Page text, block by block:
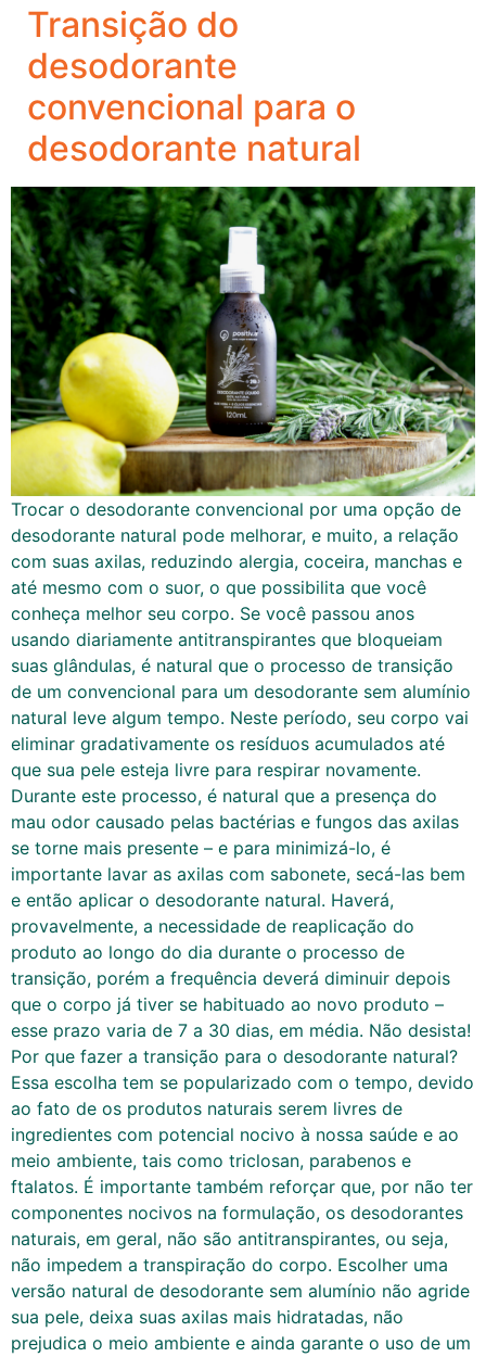
Transição do
desodorante
convencional para o
desodorante natural
Trocar o desodorante convencional por uma opção de
desodorante natural pode melhorar, e muito, a relação
com suas axilas, reduzindo alergia, coceira, manchas e
até mesmo com o suor, o que possibilita que você
conheça melhor seu corpo. Se você passou anos
usando diariamente antitranspirantes que bloqueiam
suas glândulas, é natural que o processo de transição
de um convencional para um desodorante sem alumínio
natural leve algum tempo. Neste período, seu corpo vai
eliminar gradativamente os resíduos acumulados até
que sua pele esteja livre para respirar novamente.
Durante este processo, é natural que a presença do
mau odor causado pelas bactérias e fungos das axilas
se torne mais presente – e para minimizá-lo, é
importante lavar as axilas com sabonete, secá-las bem
e então aplicar o desodorante natural. Haverá,
provavelmente, a necessidade de reaplicação do
produto ao longo do dia durante o processo de
transição, porém a frequência deverá diminuir depois
que o corpo já tiver se habituado ao novo produto –
esse prazo varia de 7 a 30 dias, em média. Não desista!
Por que fazer a transição para o desodorante natural?
Essa escolha tem se popularizado com o tempo, devido
ao fato de os produtos naturais serem livres de
ingredientes com potencial nocivo à nossa saúde e ao
meio ambiente, tais como triclosan, parabenos e
ftalatos. É importante também reforçar que, por não ter
componentes nocivos na formulação, os desodorantes
naturais, em geral, não são antitranspirantes, ou seja,
não impedem a transpiração do corpo. Escolher uma
versão natural de desodorante sem alumínio não agride
sua pele, deixa suas axilas mais hidratadas, não
prejudica o meio ambiente e ainda garante o uso de um